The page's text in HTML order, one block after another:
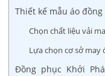
Thiết kế mẫu áo
Chọn chất liệu vải
Lựa chọn cơ sở
Đồng phục Khởi